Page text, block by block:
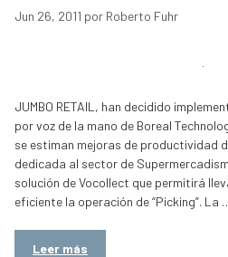
Jun 26, 2011 por Roberto Fuhr
JUMBO RETAIL, han decidido
por voz de la mano de Boreal
se estiman mejoras de productividad
dedicada al sector de
solución de Vocollect que permitirá
eficiente la operación de “Picking”. La
Leer más